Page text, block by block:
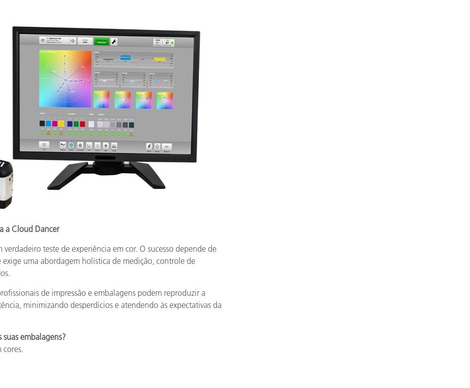
a Cloud Dancer
teste de experiência em cor. O sucesso depende de
uma abordagem holística de medição, controle de
de impressão e embalagens podem reproduzir a
minimizando desperdícios e atendendo às expectativas da
embalagens?
cores.